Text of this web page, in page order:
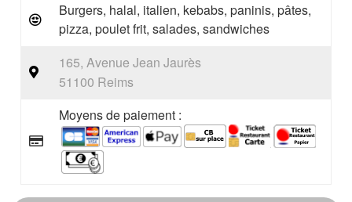
Burgers, halal, italien, kebabs, paninis, pâtes,
pizza, poulet frit, salades, sandwiches
165, Avenue Jean Jaurès
51100 Reims
Moyens de paiement :